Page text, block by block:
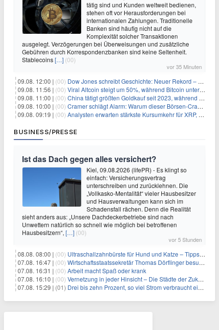
tätig sind und Kunden weltweit bedienen,
stehen oft vor Herausforderungen bei
internationalen Zahlungen. Traditionelle
Banken sind häufig nicht auf die
Komplexität solcher Transaktionen
ausgelegt. Verzögerungen bei Überweisungen und zusätzliche
Gebühren durch Korrespondenzbanken sind keine Seltenheit.
Stablecoins[…] (00)
vor 35 Minuten
09.08. 12:00 | (00) Dow Jones schreibt Geschichte: Neuer Rekord – und Amazon knackt die nächste Billionen-Marke
09.08. 11:56 | (00) Viral Altcoin steigt um 50%, während Bitcoin unter $65.000 fällt
09.08. 11:00 | (00) China tätigt größten Goldkauf seit 2023, während Goldpreis um 8% steigt
09.08. 10:00 | (00) Cramer schlägt Alarm: Warum dieser Börsen-Crash die beste Einstiegschance seit Monaten ist
09.08. 09:19 | (00) Analysten erwarten stärkste Kursumkehr für XRP, während Polymarket skeptisch bleibt
BUSINESS/PRESSE
Ist das Dach gegen alles versichert?
Kiel, 09.08.2026 (lifePR) - Es klingt so
einfach: Versicherungsvertrag
unterschreiben und zurücklehnen. Die
„Vollkasko-Mentalität“ vieler Hausbesitzer
und Hausverwaltungen kann sich im
Schadensfall rächen. Denn die Realität
sieht anders aus: „Unsere Dachdeckerbetriebe sind nach
Unwettern natürlich so schnell wie möglich bei betroffenen
Hausbesitzern“, […] (00)
vor 5 Stunden
08.08. 08:00 | (00) Ultraschallzahnbürste für Hund und Katze – Tipps zur erfolgreichen Eingewöhnung
07.08. 16:47 | (00) Wirtschaftsstaatssekretär Thomas Dörflinger besucht Handwerksbetrieb im Kammerbezirk Freiburg
07.08. 16:31 | (00) Arbeit macht Spaß oder krank
07.08. 16:10 | (00) Vernetzung in jeder Hinsicht – Die Städte der Zukunft sind grün-blau
07.08. 15:29 | (01) Drei bis zehn Prozent, so viel Strom verbraucht ein Aufzug im Gebäude